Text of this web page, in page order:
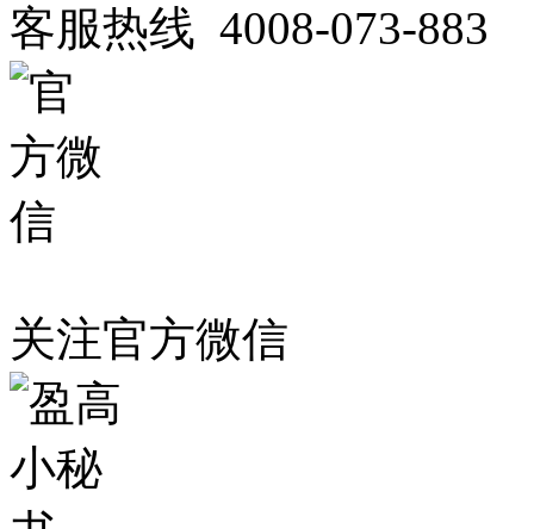
客服热线 4008-073-883
关注官方微信